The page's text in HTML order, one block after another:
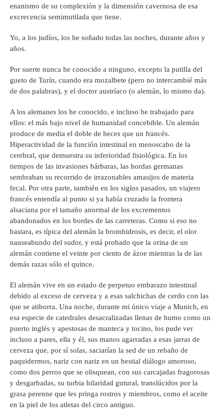
enanismo de su complexión y la dimensión cavernosa de esa
excrecencia semimutilada que tiene.
Yo, a los judíos, los he soñado todas las noches, durante años y
años.
Por suerte nunca he conocido a ninguno, excepto la putilla del
gueto de Turín, cuando era mozalbete (pero no intercambié más
de dos palabras), y el doctor austríaco (o alemán, lo mismo da).
A los alemanes los he conocido, e incluso he trabajado para
ellos: el más bajo nivel de humanidad concebible. Un alemán
produce de media el doble de heces que un francés.
Hiperactividad de la función intestinal en menoscabo de la
cerebral, que demuestra su inferioridad fisiológica. En los
tiempos de las invasiones bárbaras, las hordas germanas
sembraban su recorrido de irrazonables amasijos de materia
fecal. Por otra parte, también en los siglos pasados, un viajero
francés entendía al punto si ya había cruzado la frontera
alsaciana por el tamaño anormal de los excrementos
abandonados en los bordes de las carreteras. Como si eso no
bastara, es típica del alemán la bromhidrosis, es decir, el olor
nauseabundo del sudor, y está probado que la orina de un
alemán contiene el veinte por ciento de ázoe mientras la de las
demás razas sólo el quince.
El alemán vive en un estado de perpetuo embarazo intestinal
debido al exceso de cerveza y a esas salchichas de cerdo con las
que se atiborra. Una noche, durante mi único viaje a Munich, en
esa especie de catedrales desacralizadas llenas de humo como un
puerto inglés y apestosas de manteca y tocino, los pude ver
incluso a pares, ella y él, sus manos agarradas a esas jarras de
cerveza que, por sí solas, saciarían la sed de un rebaño de
paquidermos, nariz con nariz en un bestial diálogo amoroso,
como dos perros que se olisquean, con sus carcajadas fragorosas
y desgarbadas, su turbia hilaridad gutural, translúcidos por la
grasa perenne que les pringa rostros y miembros, como el aceite
en la piel de los atletas del circo antiguo.